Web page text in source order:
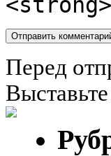
Перед